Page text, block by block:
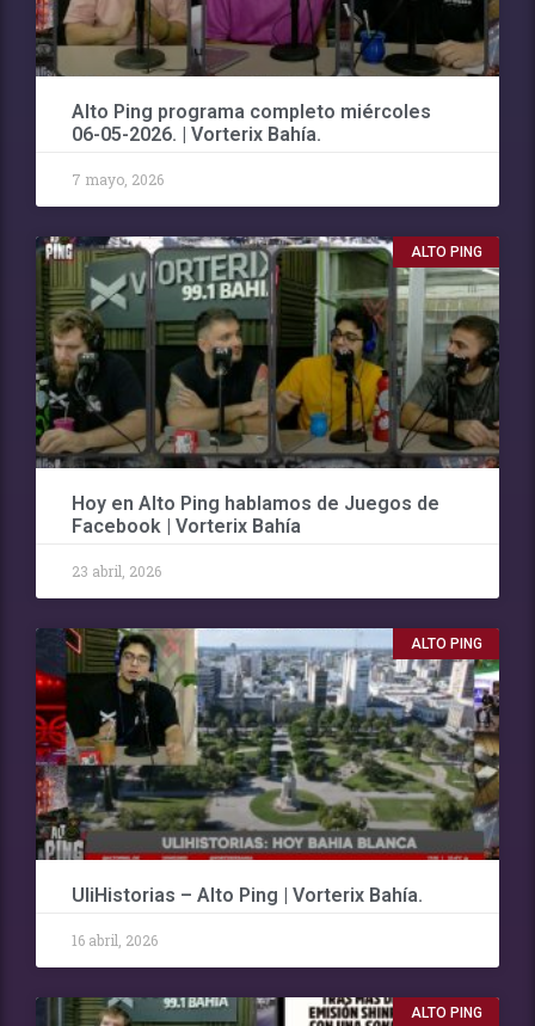
Alto Ping programa completo miércoles
06-05-2026. | Vorterix Bahía.
7 mayo, 2026
ALTO PING
Hoy en Alto Ping hablamos de Juegos de
Facebook | Vorterix Bahía
23 abril, 2026
ALTO PING
UliHistorias – Alto Ping | Vorterix Bahía.
16 abril, 2026
ALTO PING